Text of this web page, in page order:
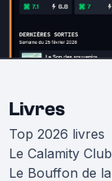
Livres
Top 2026 livres
Le Calamity Club
Le Bouffon de la